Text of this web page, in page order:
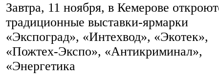
Завтра, 11 ноября, в Кемерове
традиционные выставки-ярмарки
«Экспоград», «Интехвод», «Экотек»,
«Пожтех-Экспо», «Антикриминал»,
«Энергетика